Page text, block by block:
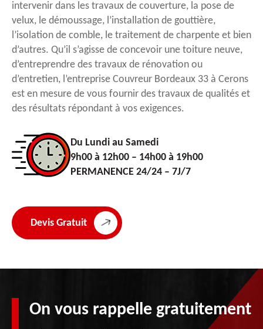
intervenir dans les travaux de couverture, la pose de
velux, le démoussage, l’installation de gouttière,
l’isolation de comble, le traitement de charpente et bien
d’autres. Qu’il s’agisse de concevoir une toiture neuve,
d’entreprendre des travaux de rénovation ou
d’entretien, l’entreprise Couvreur Bordeaux 33 à Cerons
est en mesure de vous fournir des travaux de qualités et
des résultats répondant à vos exigences.
Du Lundi au Samedi
9h00 à 12h00 – 14h00 à 19h00
PERMANENCE 24/24 – 7J/7
Devis Gratuit
On vous rappelle gratuitement